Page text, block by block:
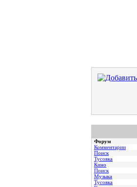
Форум
Комментарии
Поиск
Тусовка
Кино
Поиск
Музыка
Тусовка